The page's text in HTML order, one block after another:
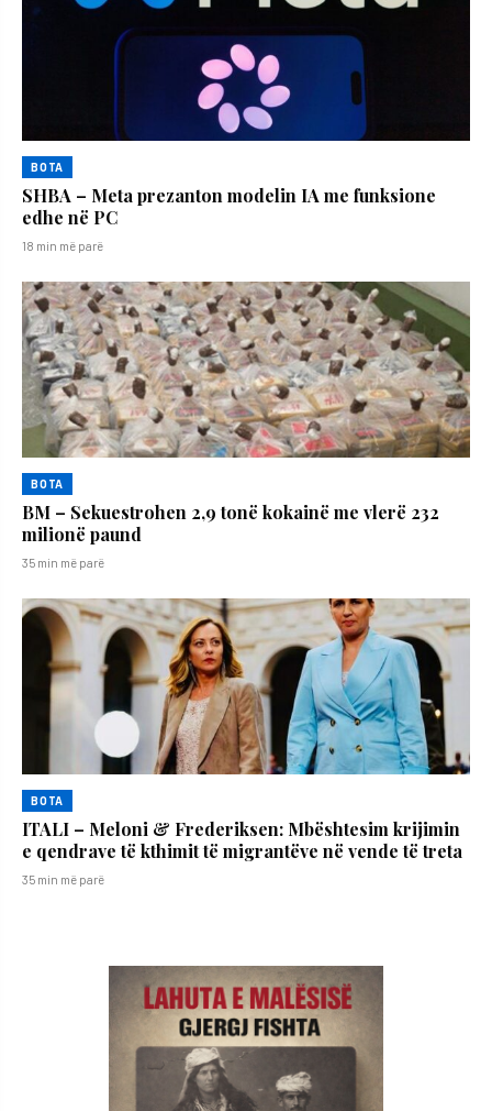
BOTA
SHBA – Meta prezanton modelin IA me funksione
edhe në PC
18 min më parë
BOTA
BM – Sekuestrohen 2,9 tonë kokainë me vlerë 232
milionë paund
35 min më parë
BOTA
ITALI – Meloni & Frederiksen: Mbështesim krijimin
e qendrave të kthimit të migrantëve në vende të treta
35 min më parë